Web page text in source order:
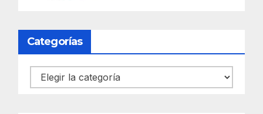
Categorías
Categorías